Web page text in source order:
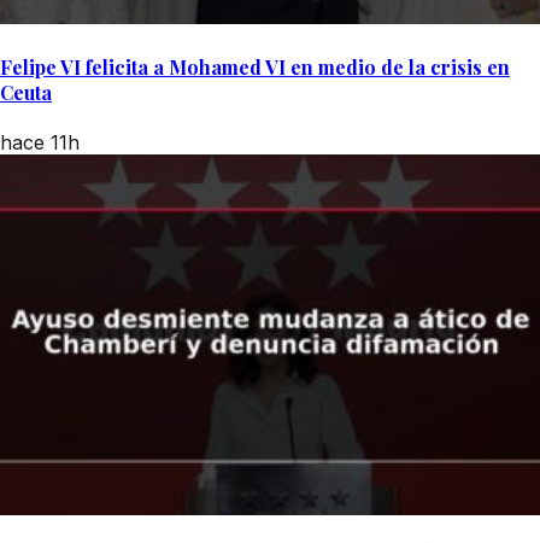
Felipe VI felicita a Mohamed VI en medio de la crisis en
Ceuta
hace 11h